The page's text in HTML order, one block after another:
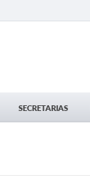
SECRETARIAS